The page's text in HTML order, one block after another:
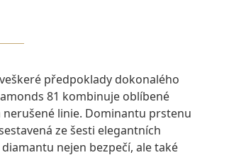
předpoklady dokonalého
81 kombinuje oblíbené
linie. Dominantu prstenu
ze šesti elegantních
nejen bezpečí, ale také